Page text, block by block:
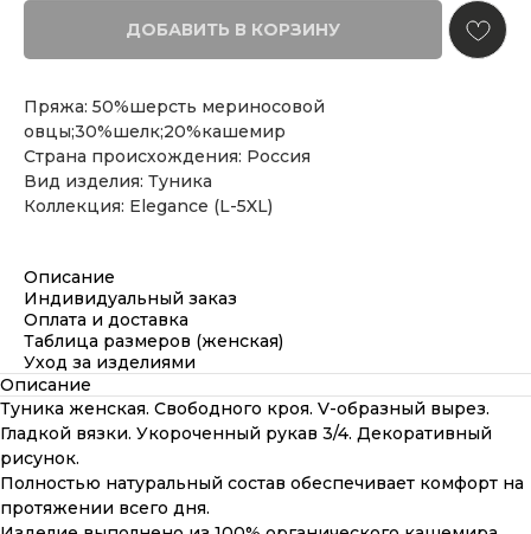
ДОБАВИТЬ В КОРЗИНУ
Пряжа: 50%шерсть мериносовой
овцы;30%шелк;20%кашемир
Страна происхождения: Россия
Вид изделия: Туника
Коллекция: Elegance (L-5XL)
Описание
Индивидуальный заказ
Оплата и доставка
Таблица размеров (женская)
Уход за изделиями
Описание
Туника женская. Свободного кроя. V-образный вырез.
Гладкой вязки. Укороченный рукав 3/4. Декоративный
рисунок.
Полностью натуральный состав обеспечивает комфорт на
протяжении всего дня.